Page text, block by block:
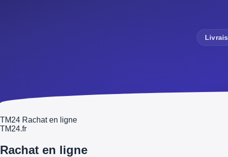
TM24 Rachat en ligne
TM24.fr
Rachat en ligne